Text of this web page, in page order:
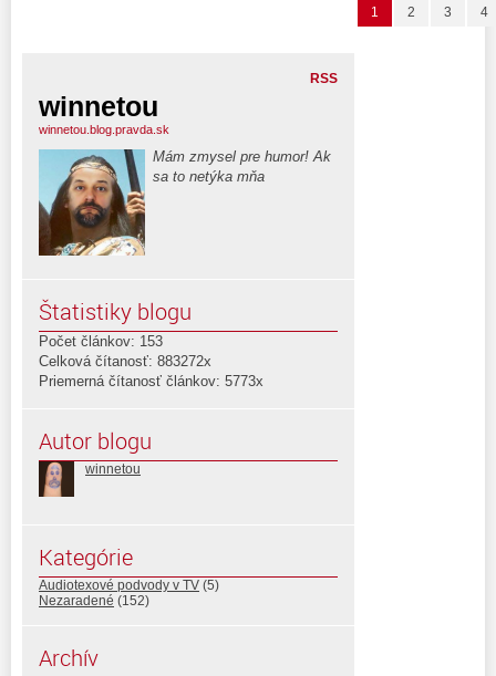
1 2 3 4
RSS
winnetou
winnetou.blog.pravda.sk
Mám zmysel pre humor! Ak
sa to netýka mňa
Štatistiky blogu
Počet článkov: 153
Celková čítanosť: 883272x
Priemerná čítanosť článkov: 5773x
Autor blogu
winnetou
Kategórie
Audiotexové podvody v TV (5)
Nezaradené (152)
Archív